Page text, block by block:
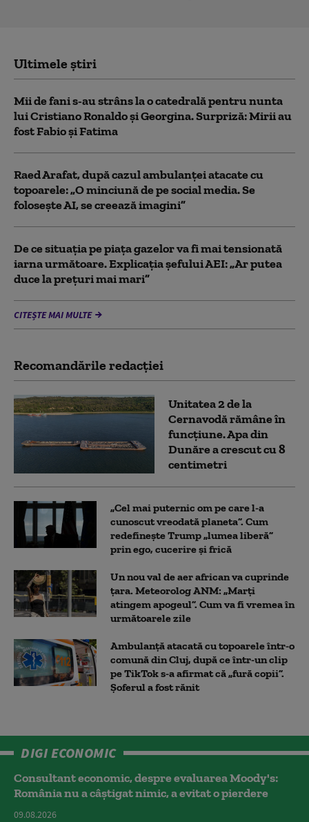
Ultimele știri
Mii de fani s-au strâns la o catedrală pentru nunta
lui Cristiano Ronaldo şi Georgina. Surpriză: Mirii au
fost Fabio şi Fatima
Raed Arafat, după cazul ambulanței atacate cu
topoarele: „O minciună de pe social media. Se
folosește AI, se creează imagini”
De ce situaţia pe piaţa gazelor va fi mai tensionată
iarna următoare. Explicația șefului AEI: „Ar putea
duce la preţuri mai mari”
CITEȘTE MAI MULTE
Recomandările redacţiei
Unitatea 2 de la
Cernavodă rămâne în
funcțiune. Apa din
Dunăre a crescut cu 8
centimetri
„Cel mai puternic om pe care l-a
cunoscut vreodată planeta”. Cum
redefinește Trump „lumea liberă”
prin ego, cucerire și frică
Un nou val de aer african va cuprinde
țara. Meteorolog ANM: „Marți
atingem apogeul”. Cum va fi vremea în
următoarele zile
Ambulanţă atacată cu topoarele într-o
comună din Cluj, după ce într-un clip
pe TikTok s-a afirmat că „fură copii”.
Șoferul a fost rănit
DIGI ECONOMIC
Consultant economic, despre evaluarea Moody's:
România nu a câştigat nimic, a evitat o pierdere
09.08.2026